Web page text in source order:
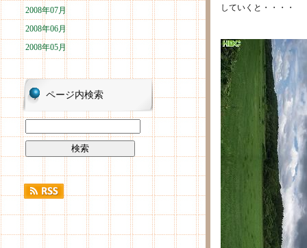
2008年07月
2008年06月
2008年05月
ページ内検索
していくと・・・・